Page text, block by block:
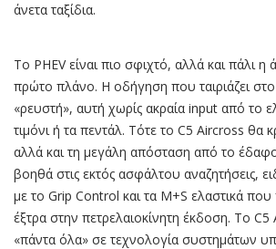
άνετα ταξίδια.
Το PHEV είναι πιο σφιχτό, αλλά και πάλι η
πρώτο πλάνο. Η οδήγηση που ταιριάζει στο
«ρευστή», αυτή χωρίς ακραία input από το
τιμόνι ή τα πεντάλ. Τότε το C5 Aircross θα
αλλά και τη μεγάλη απόσταση από το
βοηθά στις εκτός ασφάλτου αναζητήσεις,
με το Grip Control και τα M+S ελαστικά
έξτρα στην πετρελαιοκίνητη έκδοση. Το C5
«πάντα όλα» σε τεχνολογία συστημάτων